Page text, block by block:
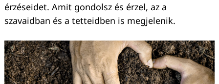
érzéseidet. Amit gondolsz és érzel, az a
szavaidban és a tetteidben is megjelenik.